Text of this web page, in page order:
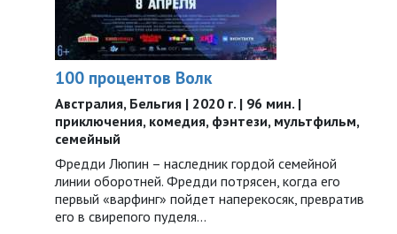
100 процентов Волк
Австралия, Бельгия | 2020 г. | 96 мин. |
приключения, комедия, фэнтези, мультфильм,
семейный
Фредди Люпин – наследник гордой семейной
линии оборотней. Фредди потрясен, когда его
первый «варфинг» пойдет наперекосяк, превратив
его в свирепого пуделя…